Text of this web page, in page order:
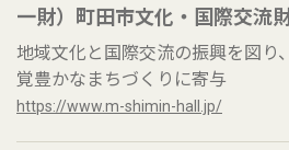
一財）町田市文化・国際交流
地域文化と国際交流の振興を図り
覚豊かなまちづくりに寄与
https://www.m-shimin-hall.jp/